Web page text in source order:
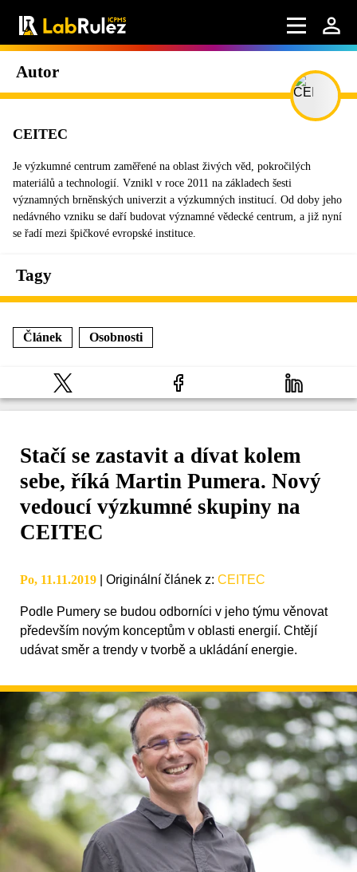
Autor
CEITEC
Je výzkumné centrum zaměřené na oblast živých věd, pokročilých
materiálů a technologií. Vznikl v roce 2011 na základech šesti
významných brněnských univerzit a výzkumných institucí. Od doby jeho
nedávného vzniku se daří budovat významné vědecké centrum, a již nyní
se řadí mezi špičkové evropské instituce.
Tagy
Článek Osobnosti
Stačí se zastavit a dívat kolem
sebe, říká Martin Pumera. Nový
vedoucí výzkumné skupiny na
CEITEC
Po, 11.11.2019 Originální článek z: CEITEC
Podle Pumery se budou odborníci v jeho týmu věnovat
především novým konceptům v oblasti energií. Chtějí
udávat směr a trendy v tvorbě a ukládání energie.